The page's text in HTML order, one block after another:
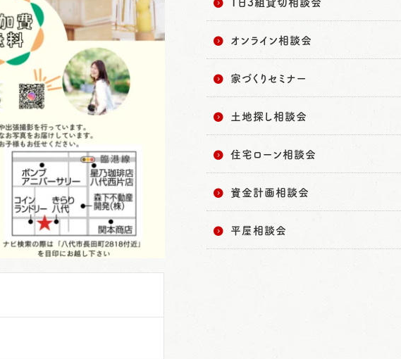
オンライン相談会
家づくりセミナー
土地探し相談会
住宅ローン相談会
資金計画相談会
平屋相談会